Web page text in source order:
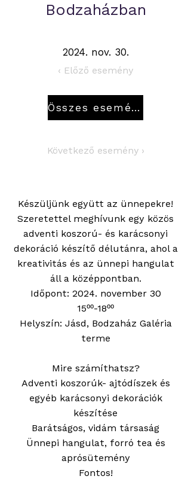
Bodzaházban
2024. nov. 30.
‹ Előző esemény
Összes esemény
Következő esemény ›
Készüljünk együtt az ünnepekre!
Szeretettel meghívunk egy közös
adventi koszorú- és karácsonyi
dekoráció készítő délutánra, ahol a
kreativitás és az ünnepi hangulat
áll a középpontban.
Időpont: 2024. november 30
15⁰⁰-18⁰⁰
Helyszín: Jásd, Bodzaház Galéria
terme
Mire számíthatsz?
Adventi koszorúk- ajtódíszek és
egyéb karácsonyi dekorációk
készítése
Barátságos, vidám társaság
Ünnepi hangulat, forró tea és
aprósütemény
Fontos!